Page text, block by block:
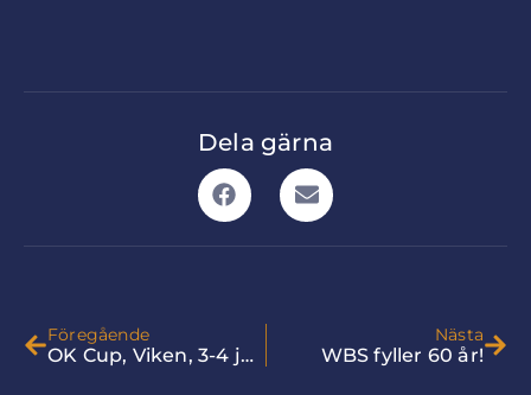
Dela gärna
Föregående
OK Cup, Viken, 3-4 juni 2023
Nästa
WBS fyller 60 år!